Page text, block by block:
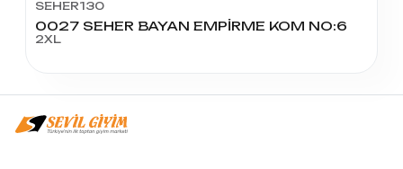
SEHER130
0027 SEHER BAYAN EMPİRME KOM NO:6
2XL